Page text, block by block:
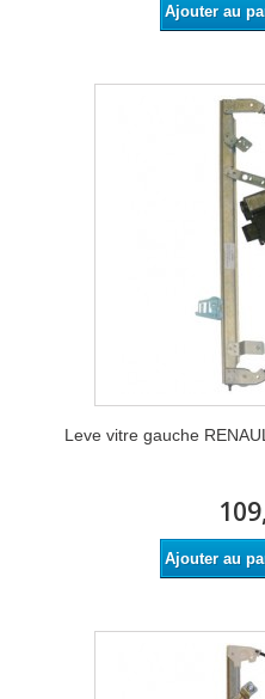
Ajouter au
Leve vitre gauche
Ajouter au